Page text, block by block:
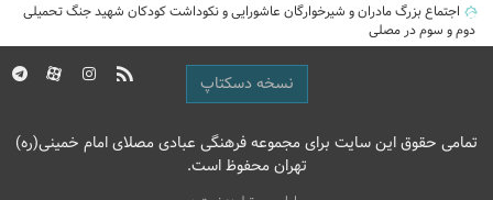
اجتماع بزرگ مادران و شیرخوارگان عاشورایی و نکوداشت کودکان شهید جنگ تحمیلی
دوم و سوم در مصلی
نسخه دسکتاپ
تمامی حقوق این سایت برای مجموعه فرهنگی عبادی مصلای امام خمینی(ره)
تهران محفوظ است.